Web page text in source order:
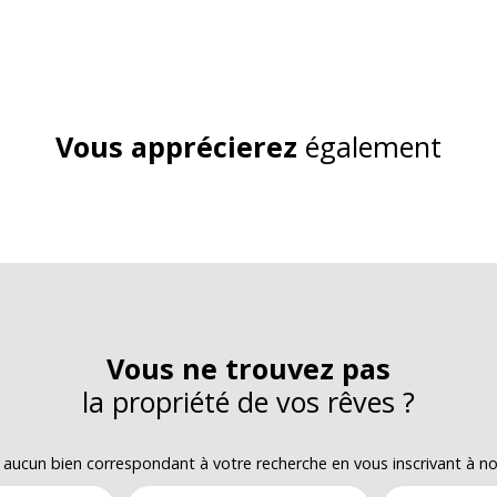
Vous apprécierez également
Vous ne trouvez pas
la propriété de vos rêves ?
bien correspondant à votre recherche en vous inscrivant à